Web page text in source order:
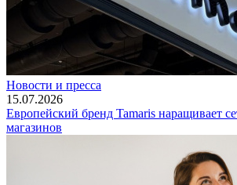
Новости и пресса
15.07.2026
Европейский бренд Tamaris наращивает
магазинов